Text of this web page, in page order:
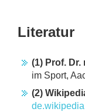
Literatur
(1) Prof. Dr.
im Sport,
(2)